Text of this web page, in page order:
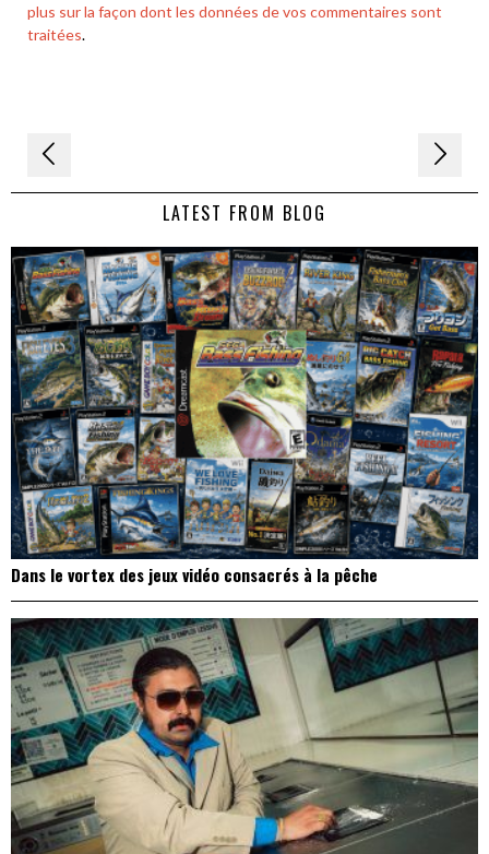
plus sur la façon dont les données de vos commentaires sont
traitées.
Navigation
de LATEST FROM BLOG
Dans le vortex des jeux vidéo consacrés à la pêche